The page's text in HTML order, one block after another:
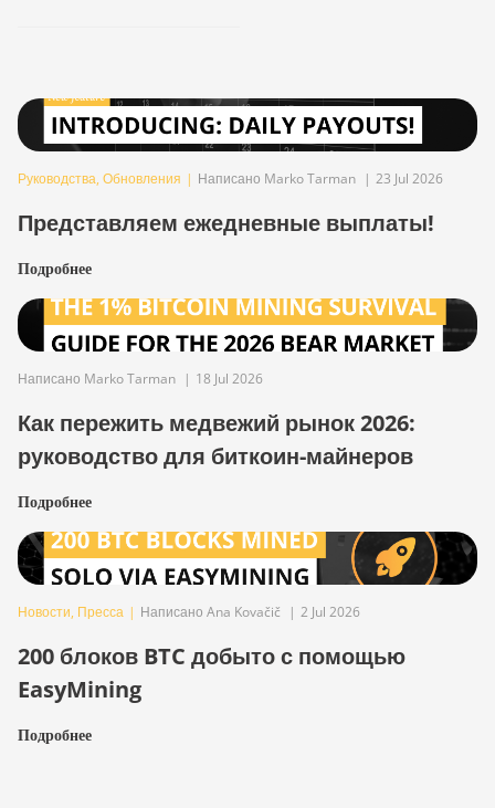
Руководства, Обновления | Написано Marko Tarman | 23 Jul 2026
Представляем ежедневные выплаты!
Подробнее
Написано Marko Tarman | 18 Jul 2026
Как пережить медвежий рынок 2026:
руководство для биткоин-майнеров
Подробнее
Новости, Пресса | Написано Ana Kovačič | 2 Jul 2026
200 блоков BTC добыто с помощью
EasyMining
Подробнее